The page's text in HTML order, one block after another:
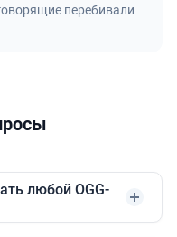
перебивали
любой OGG-